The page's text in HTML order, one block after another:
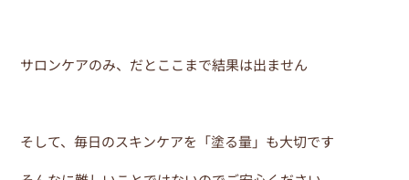
サロンケアのみ、だとここまで結果は出ません
そして、毎日のスキンケアを「塗る量」も大切です